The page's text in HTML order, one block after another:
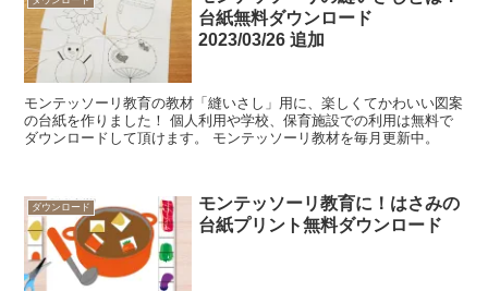
台紙無料ダウンロード
2023/03/26 追加
モンテッソーリ教育の教材「縫いさし」用に、楽しくてかわいい図案
の台紙を作りました！ 個人利用や学校、保育施設での利用は無料で
ダウンロードして頂けます。 モンテッソーリ教材を毎月更新中。
ダウンロード
モンテッソーリ教育に！はさみの
台紙プリント無料ダウンロード